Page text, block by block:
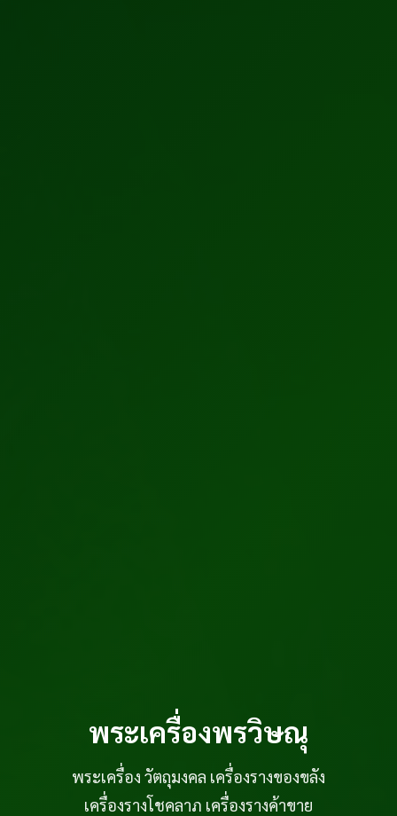
พระเครื่องพรวิษณุ
พระเครื่อง วัตถุมงคล เครื่องรางของขลัง
เครื่องรางโชคลาภ เครื่องรางค้าขาย